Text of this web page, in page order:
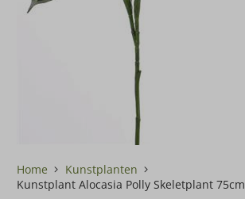
Home
Kunstplanten
Kunstplant Alocasia Polly Skeletplant 75cm